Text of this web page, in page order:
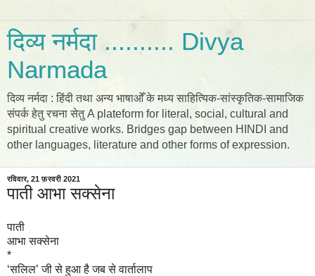
दिव्य नर्मदा .......... Divya
Narmada
दिव्य नर्मदा : हिंदी तथा अन्य भाषाओँ के मध्य साहित्यिक-सांस्कृतिक-सामाजिक
संपर्क हेतु रचना सेतु A plateform for literal, social, cultural and
spiritual creative works. Bridges gap between HINDI and
other languages, literature and other forms of expression.
रविवार, 21 फ़रवरी 2021
पाती आभा सक्सेना
पाती
आभा सक्सेना
*
‘सलिल’ जी से हुआ है जब से वार्तालाप